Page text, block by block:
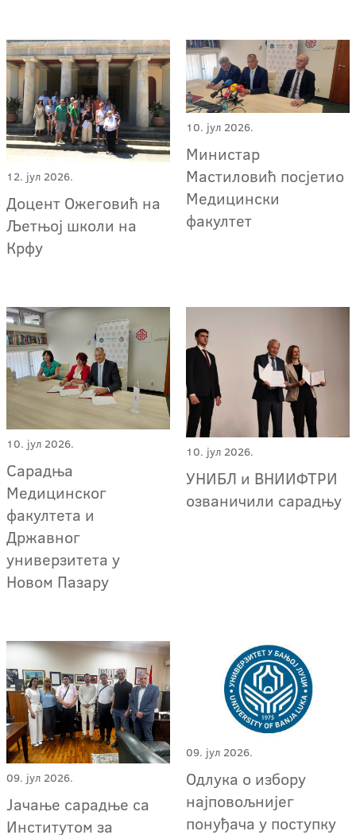
12. јул 2026.
Доцент Ожеговић на
Љетњој школи на
Крфу
10. јул 2026.
Министар
Мастиловић посјетио
Медицински
факултет
10. јул 2026.
Сарадња
Медицинског
факултета и
Државног
универзитета у
Новом Пазару
10. јул 2026.
УНИБЛ и ВНИИФТРИ
озваничили сарадњу
09. јул 2026.
Јачање сарадње са
Институтом за
09. јул 2026.
Одлука о избору
најповољнијег
понуђача у поступку